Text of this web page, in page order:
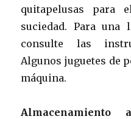
quitapelusas
suciedad. Para una
consulte las
Algunos juguetes de
máquina.
Almacenamiento